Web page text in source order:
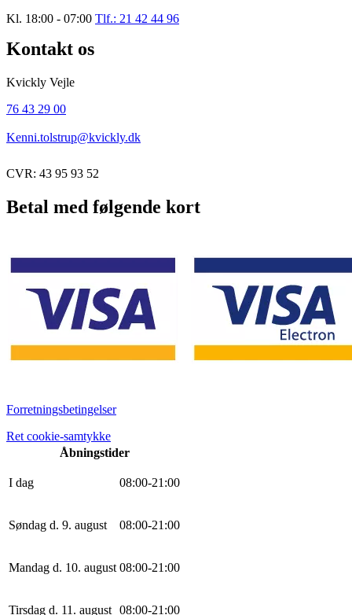
Kl. 18:00 - 07:00 Tlf.: 21 42 44 96
Kontakt os
Kvickly Vejle
76 43 29 00
Kenni.tolstrup@kvickly.dk
CVR: 43 95 93 52
Betal med følgende kort
Forretningsbetingelser
Ret cookie-samtykke
Åbningstider
I dag 08:00-21:00
Søndag d. 9. august 08:00-21:00
Mandag d. 10. august 08:00-21:00
Tirsdag d. 11. august 08:00-21:00